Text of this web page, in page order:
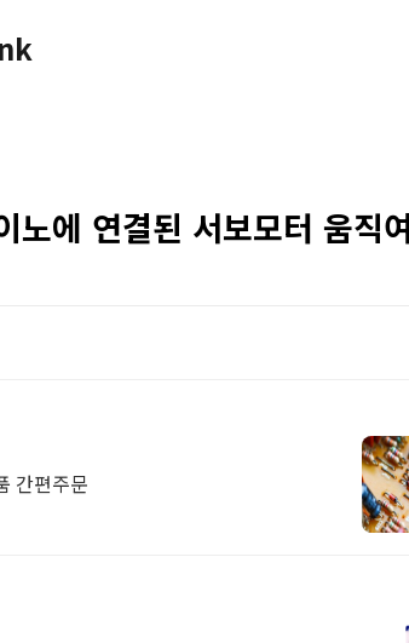
에 연결된 서보모터 움직
간편주문